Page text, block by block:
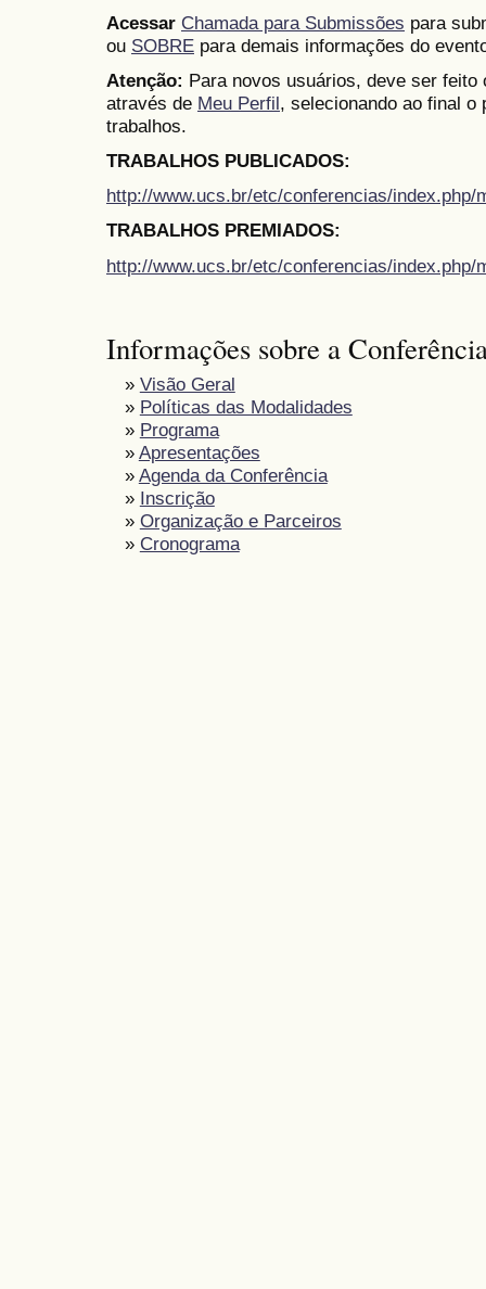
Acessar Chamada para Submissões para
ou SOBRE para demais informações do
Atenção: Para novos usuários, deve ser
através de Meu Perfil, selecionando ao final o
trabalhos.
TRABALHOS PUBLICADOS:
http://www.ucs.br/etc/conferencias/
TRABALHOS PREMIADOS:
http://www.ucs.br/etc/conferencias/index.php/
Informações sobre a
» Visão Geral
» Políticas das Modalidades
» Programa
» Apresentações
» Agenda da Conferência
» Inscrição
» Organização e Parceiros
» Cronograma